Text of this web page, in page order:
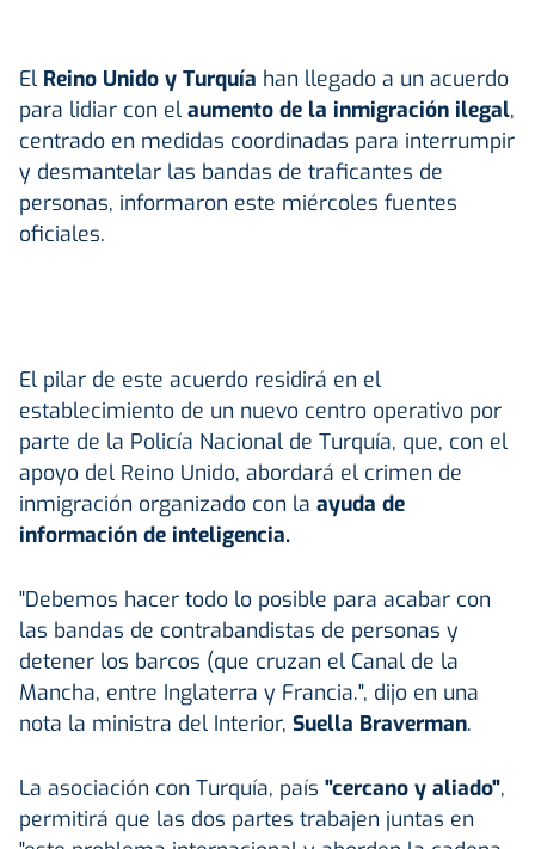
El Reino Unido y Turquía han llegado a un acuerdo
para lidiar con el aumento de la inmigración ilegal,
centrado en medidas coordinadas para interrumpir
y desmantelar las bandas de traficantes de
personas, informaron este miércoles fuentes
oficiales.
El pilar de este acuerdo residirá en el
establecimiento de un nuevo centro operativo por
parte de la Policía Nacional de Turquía, que, con el
apoyo del Reino Unido, abordará el crimen de
inmigración organizado con la ayuda de
información de inteligencia.
"Debemos hacer todo lo posible para acabar con
las bandas de contrabandistas de personas y
detener los barcos (que cruzan el Canal de la
Mancha, entre Inglaterra y Francia.", dijo en una
nota la ministra del Interior, Suella Braverman.
La asociación con Turquía, país "cercano y aliado",
permitirá que las dos partes trabajen juntas en